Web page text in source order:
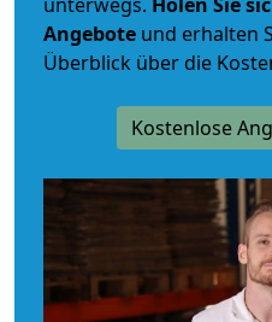
Angebote und erhalten
Überblick über die
Kostenlose